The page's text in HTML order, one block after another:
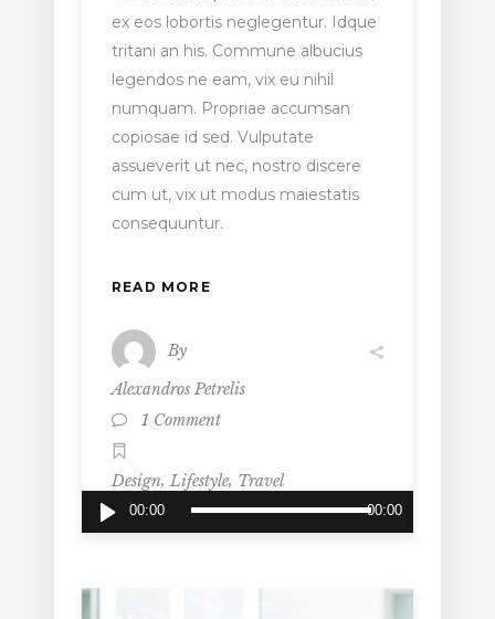
Audio
Player
00:00 00:00
ex eos lobortis neglegentur. Idque
tritani an his. Commune albucius
legendos ne eam, vix eu nihil
numquam. Propriae accumsan
copiosae id sed. Vulputate
assueverit ut nec, nostro discere
cum ut, vix ut modus maiestatis
consequuntur.
READ MORE
By
Alexandros Petrelis
1 Comment
Design, Lifestyle, Travel